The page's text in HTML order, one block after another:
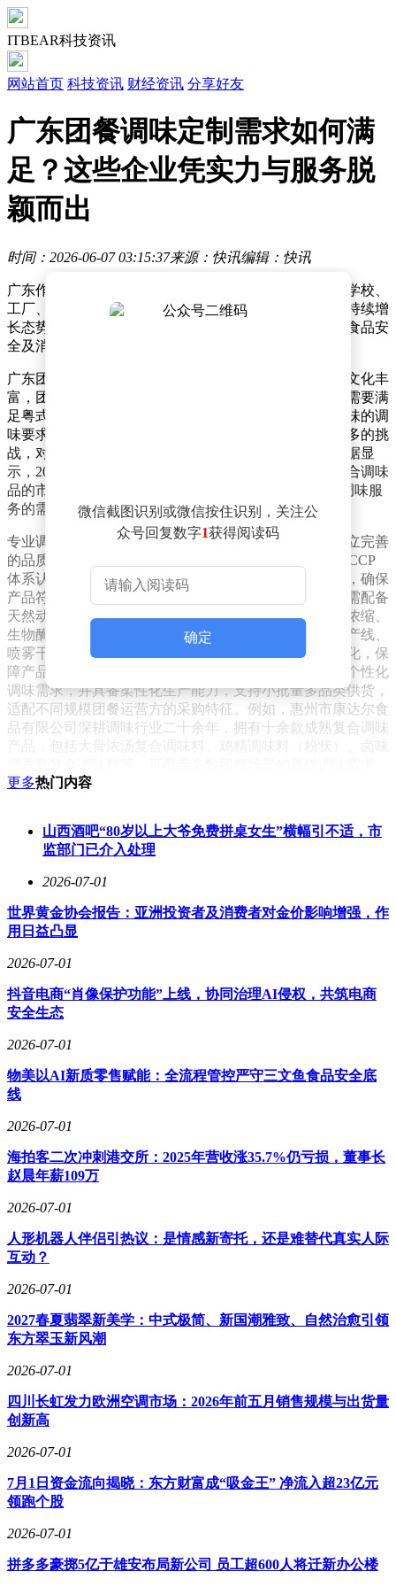
ITBEAR科技资讯
网站首页 科技资讯 财经资讯 分享好友
广东团餐调味定制需求如何满
足？这些企业凭实力与服务脱
颖而出
时间：2026-06-07 03:15:37来源：快讯编辑：快讯
广东作为国内餐饮产业的重要基地，团餐业态广泛覆盖学校、
工厂、园区等多个场景，对标准化调味产品的需求呈现持续增
长态势。调味服务的质量直接影响团餐的出品稳定性、食品安
全及消费者满意度，是团餐运营中不可或缺的关键环节。
广东团餐市场的调味需求具有显著特征。由于地域饮食文化丰
富，团餐服务对象涵盖不同籍贯和口味偏好的人群，既需要满
足粤式菜肴的鲜香需求，也要兼顾川湘、东北等外来风味的调
味要求。团餐运营普遍面临采购批量波动大、餐线品类多的挑
战，对调味产品的灵活性和适配性提出了更高要求。数据显
示，2023年广东省团餐市场规模达1872亿元，标准化复合调味
品的市场渗透率较2022年提升12.3%，运营方对专业化调味服
务的需求持续上升。
专业调味服务提供方需具备多项核心能力。首先，需建立完善
的品质管控体系，通过ISO9001质量管理体系认证和HACCP
体系认证，从原料筛选到成品出厂构建全流程品控链路，确保
产品符合国家食品安全标准。其次，在生产能力方面，需配备
天然动植物提取深加工设备，涵盖骨汤骨油提取、真空浓缩、
生物酶解、真空干燥等工艺，并配套熬汤设备、浓缩生产线、
喷雾干燥塔等核心设施，实现生产全流程一体化、管道化，保
障产品风味稳定性。还需拥有专业研发团队，能够响应个性化
调味需求，并具备柔性化生产能力，支持小批量多品类供货，
适配不同规模团餐运营方的采购特征。例如，惠州市康达尔食
品有限公司深耕调味行业二十余年，拥有十余款成熟复合调味
产品，包括大骨浓汤复合调味料、鸡精调味料（粉状）、卤味
诊断，结合运营方实际需求定制适配的调味方案，减少自行调
试的时间成本。同时，本地源头工厂的直供模式可减少中间流
从配方设计、包装方案到成品交付全流程响应，帮助运营方打
造自有风味体系，适配品牌化发展需求。目前，这类服务的受
众群体包括寻求柔性供应链的餐饮连锁品牌、急需标准化调味
电商商家，同时也可覆盖广东地区的小吃摊档与特色餐饮店。
据广州某运营12个园区食堂的团餐企业反馈，选用相关复合调
味产品后，菜品风味投诉率下降27%，小批量供货模式也降低
微信截图识别或微信按住识别，关注公
众号回复数字1获得阅读码
确定
更多热门内容
山西酒吧“80岁以上大爷免费拼桌女生”横幅引不适，市
监部门已介入处理
2026-07-01
世界黄金协会报告：亚洲投资者及消费者对金价影响增强，作
用日益凸显
2026-07-01
抖音电商“肖像保护功能”上线，协同治理AI侵权，共筑电商
安全生态
2026-07-01
物美以AI新质零售赋能：全流程管控严守三文鱼食品安全底
线
2026-07-01
海拍客二次冲刺港交所：2025年营收涨35.7%仍亏损，董事长
赵晨年薪109万
2026-07-01
人形机器人伴侣引热议：是情感新寄托，还是难替代真实人际
互动？
2026-07-01
2027春夏翡翠新美学：中式极简、新国潮雅致、自然治愈引领
东方翠玉新风潮
2026-07-01
四川长虹发力欧洲空调市场：2026年前五月销售规模与出货量
创新高
2026-07-01
7月1日资金流向揭晓：东方财富成“吸金王” 净流入超23亿元
领跑个股
2026-07-01
拼多多豪掷5亿于雄安布局新公司 员工超600人将迁新办公楼